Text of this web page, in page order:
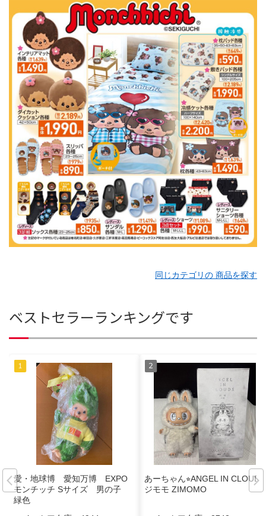
同じカテゴリの 商品を探す
ベストセラーランキングです
愛・地球博 愛知万博 EXPO
モンチッチ Sサイズ 男の子
緑色
あーちゃん⭐︎ANGEL IN CLOUDS
ジモモ ZIMOMO